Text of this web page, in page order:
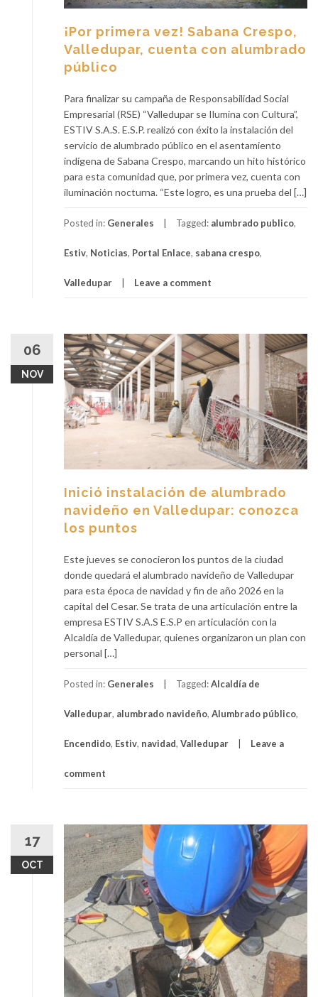
¡Por primera vez! Sabana Crespo,
Valledupar, cuenta con alumbrado
público
Para finalizar su campaña de Responsabilidad Social
Empresarial (RSE) “Valledupar se Ilumina con Cultura”,
ESTIV S.A.S. E.S.P. realizó con éxito la instalación del
servicio de alumbrado público en el asentamiento
indígena de Sabana Crespo, marcando un hito histórico
para esta comunidad que, por primera vez, cuenta con
iluminación nocturna. “Este logro, es una prueba del […]
Posted in: Generales Tagged: alumbrado publico,
Estiv, Noticias, Portal Enlace, sabana crespo,
Valledupar Leave a comment
06
NOV
Inició instalación de alumbrado
navideño en Valledupar: conozca
los puntos
Este jueves se conocieron los puntos de la ciudad
donde quedará el alumbrado navideño de Valledupar
para esta época de navidad y fin de año 2026 en la
capital del Cesar. Se trata de una articulación entre la
empresa ESTIV S.A.S E.S.P en articulación con la
Alcaldía de Valledupar, quienes organizaron un plan con
personal […]
Posted in: Generales Tagged:Alcaldía de
Valledupar, alumbrado navideño, Alumbrado público,
Encendido, Estiv, navidad, Valledupar Leave a
comment
17
OCT